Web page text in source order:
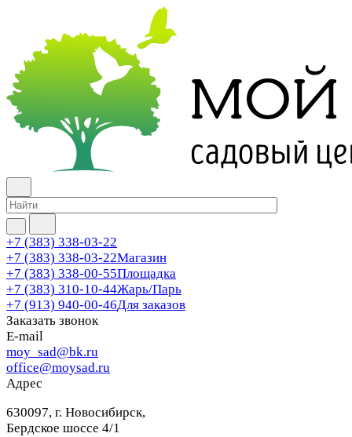
+7 (383) 338-03-22
+7 (383) 338-03-22Магазин
+7 (383) 338-00-55Площадка
+7 (383) 310-10-44Жарь/Парь
+7 (913) 940-00-46Для заказов
Заказать звонок
E-mail
moy_sad@bk.ru
office@moysad.ru
Адрес
630097, г. Новосибирск,
Бердское шоссе 4/1